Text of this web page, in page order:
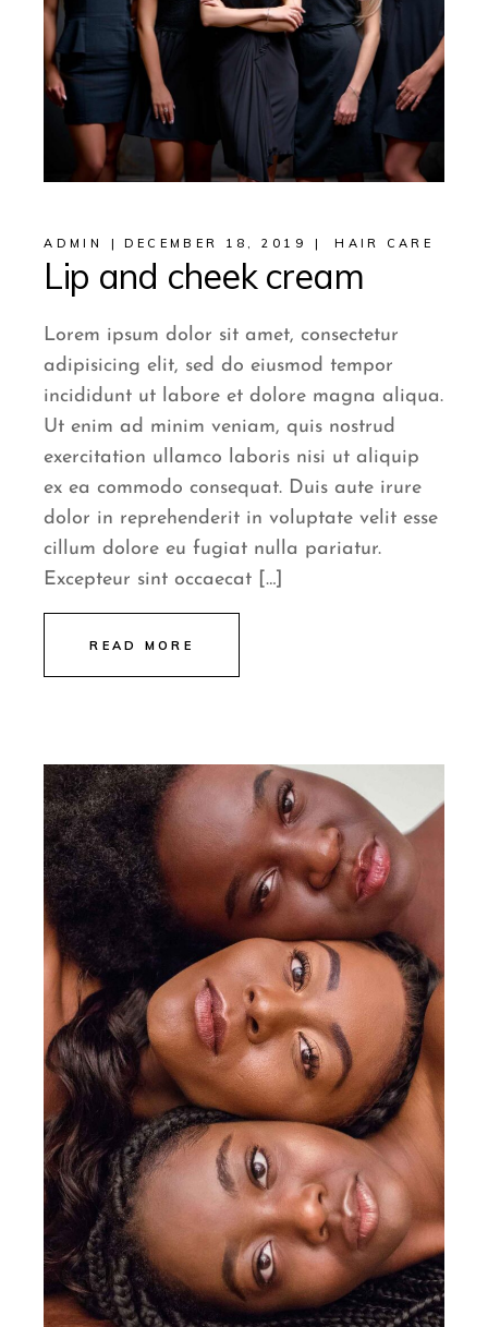
ADMIN DECEMBER 18, 2019 HAIR CARE
Lip and cheek cream
Lorem ipsum dolor sit amet, consectetur
adipisicing elit, sed do eiusmod tempor
incididunt ut labore et dolore magna aliqua.
Ut enim ad minim veniam, quis nostrud
exercitation ullamco laboris nisi ut aliquip
ex ea commodo consequat. Duis aute irure
dolor in reprehenderit in voluptate velit esse
cillum dolore eu fugiat nulla pariatur.
Excepteur sint occaecat […]
READ MORE